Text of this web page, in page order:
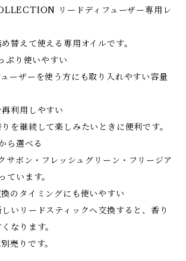
リードディフューザー専用レ
替えて使える専用オイルです。
ぷり使いやすい
ーザーを使う方にも取り入れやすい容量
利用しやすい
を継続して楽しみたいときに便利です。
ら選べる
ボン・フレッシュグリーン・フリージア
ています。
のタイミングにも使いやすい
いリードスティックへ交換すると、香り
なります。
売りです。